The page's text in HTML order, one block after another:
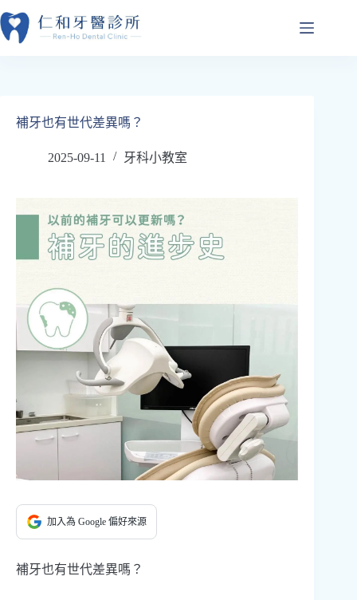
跳
至
補牙也有世代差異嗎？
2025-09-11 牙科小教室
加入為 Google 偏好來源
補牙也有世代差異嗎？